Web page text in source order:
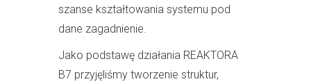
szanse kształtowania systemu pod
dane zagadnienie.
Jako podstawę działania REAKTORA
B7 przyjęliśmy tworzenie struktur,